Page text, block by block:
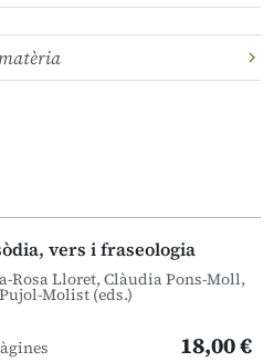
vers i fraseologia
Rosa Lloret, Clàudia Pons-Moll,
Molist (eds.)
18,00 €